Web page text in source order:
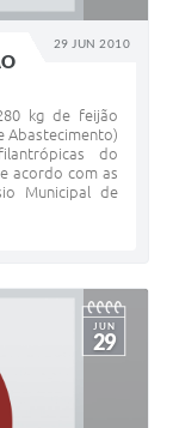
29 JUN 2010
kg de feijão
Abastecimento)
do
acordo com as
Municipal de
JUN
29